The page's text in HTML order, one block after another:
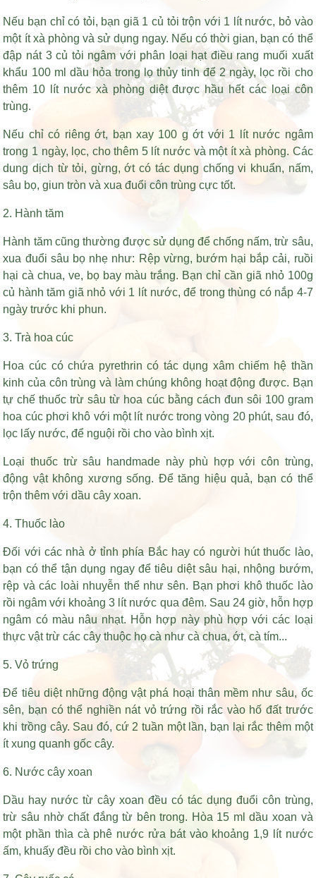
Nếu bạn chỉ có tỏi, bạn giã 1 củ tỏi trộn với 1 lít nước, bỏ vào
một ít xà phòng và sử dụng ngay. Nếu có thời gian, bạn có thể
đập nát 3 củ tỏi ngâm với phân loại hạt điều rang muối xuất
khẩu 100 ml dầu hỏa trong lọ thủy tinh để 2 ngày, lọc rồi cho
thêm 10 lít nước xà phòng diệt được hầu hết các loại côn
trùng.
Nếu chỉ có riêng ớt, bạn xay 100 g ớt với 1 lít nước ngâm
trong 1 ngày, lọc, cho thêm 5 lít nước và một ít xà phòng. Các
dung dịch từ tỏi, gừng, ớt có tác dụng chống vi khuẩn, nấm,
sâu bọ, giun tròn và xua đuổi côn trùng cực tốt.
2. Hành tăm
Hành tăm cũng thường được sử dụng để chống nấm, trừ sâu,
xua đuổi sâu bọ nhẹ như: Rệp vừng, bướm hại bắp cải, ruồi
hại cà chua, ve, bọ bay màu trắng. Bạn chỉ cần giã nhỏ 100g
củ hành tăm giã nhỏ với 1 lít nước, để trong thùng có nắp 4-7
ngày trước khi phun.
3. Trà hoa cúc
Hoa cúc có chứa pyrethrin có tác dụng xâm chiếm hệ thần
kinh của côn trùng và làm chúng không hoạt động được. Bạn
tự chế thuốc trừ sâu từ hoa cúc bằng cách đun sôi 100 gram
hoa cúc phơi khô với một lít nước trong vòng 20 phút, sau đó,
lọc lấy nước, để nguội rồi cho vào bình xịt.
Loại thuốc trừ sâu handmade này phù hợp với côn trùng,
động vật không xương sống. Để tăng hiệu quả, bạn có thể
trộn thêm với dầu cây xoan.
4. Thuốc lào
Đối với các nhà ở tỉnh phía Bắc hay có người hút thuốc lào,
bạn có thể tận dụng ngay để tiêu diệt sâu hại, nhộng bướm,
rệp và các loài nhuyễn thể như sên. Bạn phơi khô thuốc lào
rồi ngâm với khoảng 3 lít nước qua đêm. Sau 24 giờ, hỗn hợp
ngâm có màu nâu nhạt. Hỗn hợp này phù hợp với các loại
thực vật trừ các cây thuộc họ cà như cà chua, ớt, cà tím...
5. Vỏ trứng
Để tiêu diệt những động vật phá hoại thân mềm như sâu, ốc
sên, bạn có thể nghiền nát vỏ trứng rồi rắc vào hố đất trước
khi trồng cây. Sau đó, cứ 2 tuần một lần, bạn lại rắc thêm một
ít xung quanh gốc cây.
6. Nước cây xoan
Dầu hay nước từ cây xoan đều có tác dụng đuổi côn trùng,
trừ sâu nhờ chất đắng từ bên trong. Hòa 15 ml dầu xoan và
một phần thìa cà phê nước rửa bát vào khoảng 1,9 lít nước
ấm, khuấy đều rồi cho vào bình xịt.